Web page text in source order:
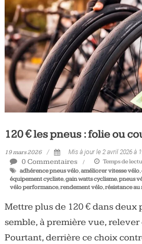
Tous
les
jours,
votre
actualité
vélo
et
triathlon
120 € les pneus : folie ou
19 mars 2026 Mis à jour le 2 avril 2026 à
0 Commentaires Temps de
adhérence pneus vélo,améliorer vitesse vélo,
équipement cycliste,gain watts cyclisme,pneus
vélo performance,rendement vélo,résistance
Mettre plus de 120 € dans deux
semble, à première vue, relever
Pourtant, derrière ce choix